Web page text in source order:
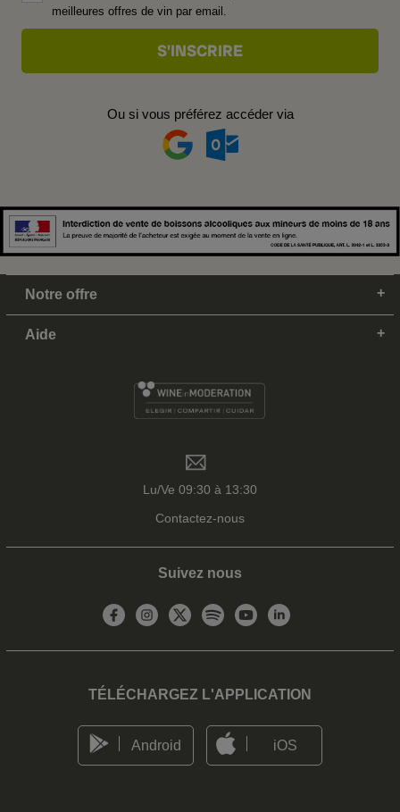
meilleures offres de vin par email.
Ou si vous préférez accéder via
Notre offre
Aide
Lu/Ve 09:30 à 13:30
Contactez-nous
Suivez nous
TÉLÉCHARGEZ L'APPLICATION
Android iOS